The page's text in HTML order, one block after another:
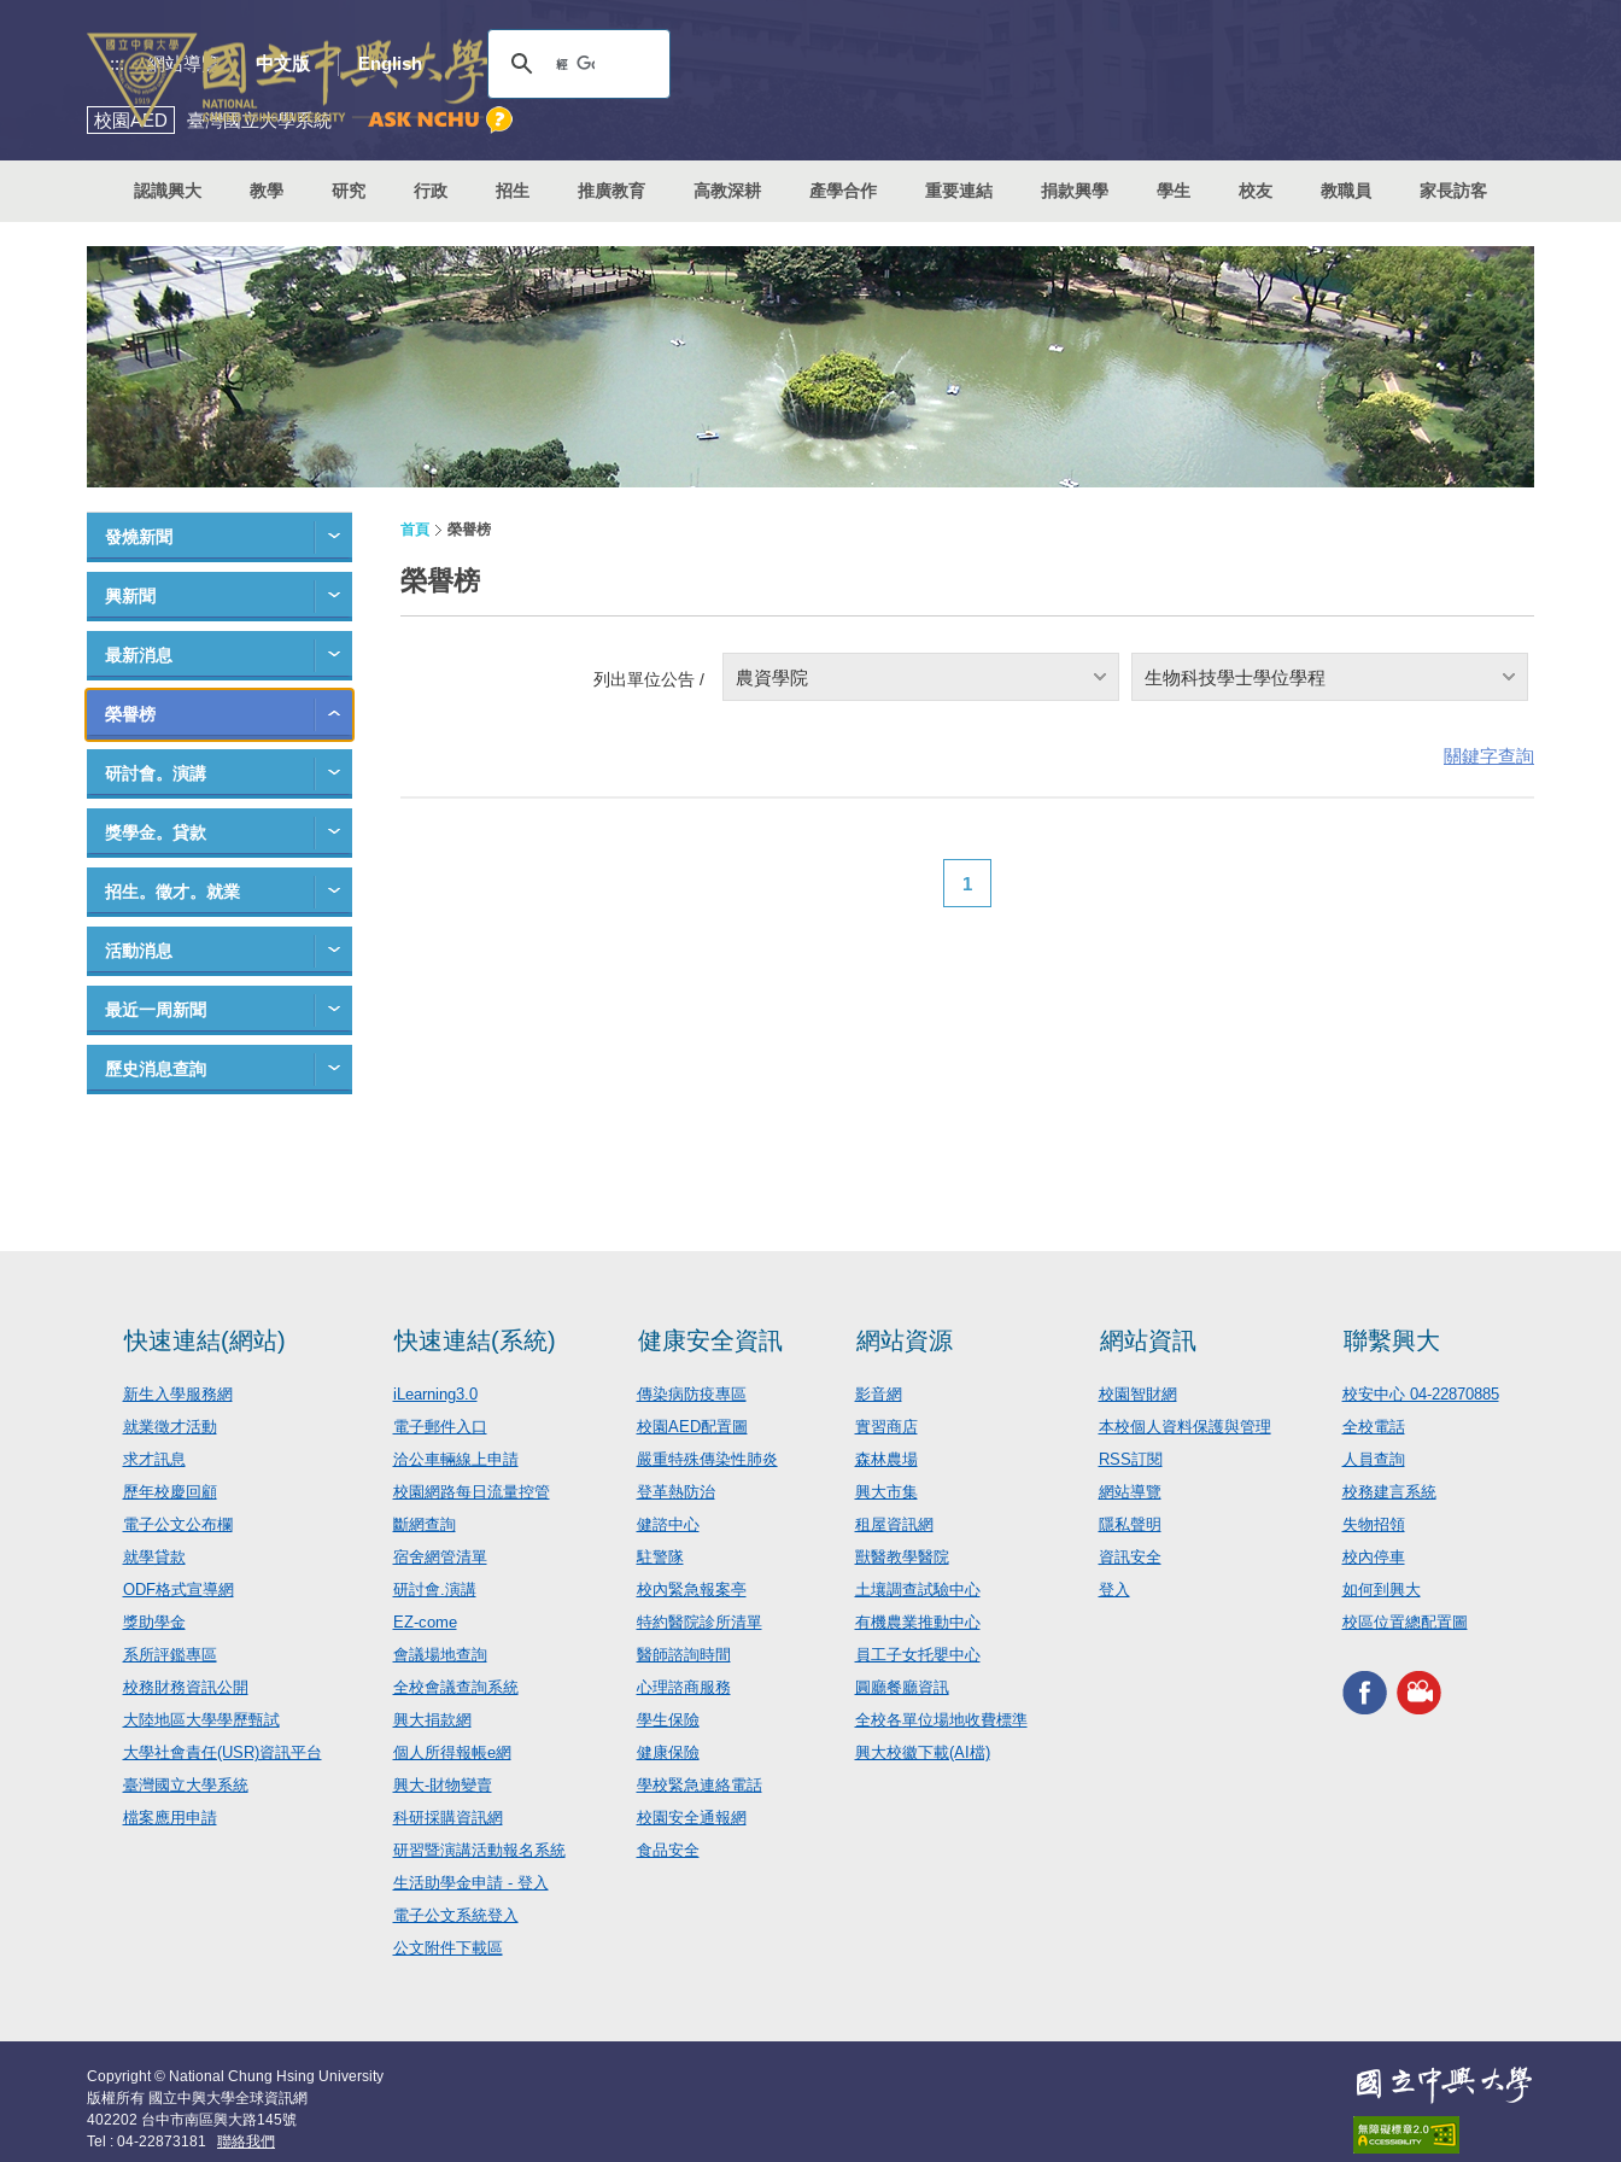
::: 網站導覽 中文版 English
校園AED 臺灣國立大學系統
認識興大 教學 研究 行政 招生 推廣教育 高教深耕 產學合作 重要連結 捐款興學 學生 校友 教職員 家長訪客
發燒新聞
興新聞
最新消息
榮譽榜
研討會。演講
獎學金。貸款
招生。徵才。就業
活動消息
最近一周新聞
歷史消息查詢
首頁 榮譽榜
榮譽榜
列出單位公告 / 農資學院 生物科技學士學位學程
關鍵字查詢
1
快速連結(網站)
新生入學服務網
就業徵才活動
求才訊息
歷年校慶回顧
電子公文公布欄
就學貸款
ODF格式宣導網
獎助學金
系所評鑑專區
校務財務資訊公開
大陸地區大學學歷甄試
大學社會責任(USR)資訊平台
臺灣國立大學系統
檔案應用申請
快速連結(系統)
iLearning3.0
電子郵件入口
洽公車輛線上申請
校園網路每日流量控管
斷網查詢
宿舍網管清單
研討會.演講
EZ-come
會議場地查詢
全校會議查詢系統
興大捐款網
個人所得報帳e網
興大-財物變賣
科研採購資訊網
研習暨演講活動報名系統
生活助學金申請 - 登入
電子公文系統登入
公文附件下載區
健康安全資訊
傳染病防疫專區
校園AED配置圖
嚴重特殊傳染性肺炎
登革熱防治
健諮中心
駐警隊
校內緊急報案亭
特約醫院診所清單
醫師諮詢時間
心理諮商服務
學生保險
健康保險
學校緊急連絡電話
校園安全通報網
食品安全
網站資源
影音網
實習商店
森林農場
興大市集
租屋資訊網
獸醫教學醫院
土壤調查試驗中心
有機農業推動中心
員工子女托嬰中心
圓廳餐廳資訊
全校各單位場地收費標準
興大校徽下載(AI檔)
網站資訊
校園智財網
本校個人資料保護與管理
RSS訂閱
網站導覽
隱私聲明
資訊安全
登入
聯繫興大
校安中心 04-22870885
全校電話
人員查詢
校務建言系統
失物招領
校內停車
如何到興大
校區位置總配置圖
Copyright © National Chung Hsing University
版權所有 國立中興大學全球資訊網
402202 台中市南區興大路145號
Tel : 04-22873181 聯絡我們